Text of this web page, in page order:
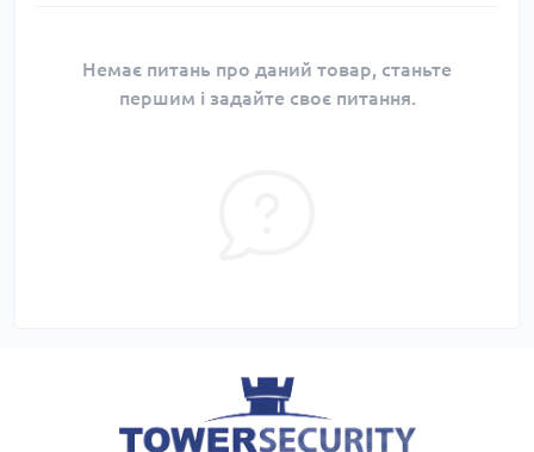
Немає питань про даний товар, станьте
першим і задайте своє питання.